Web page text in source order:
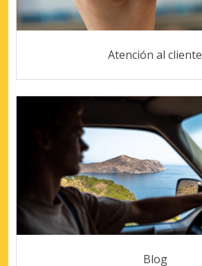
Atención al cliente
Blog